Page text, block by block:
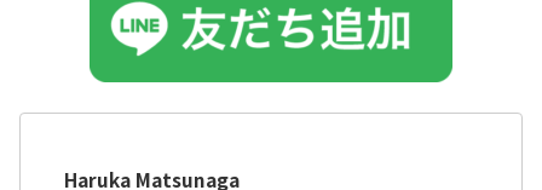
Haruka Matsunaga